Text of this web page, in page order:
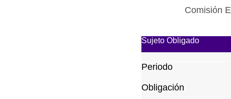
Comisión
Sujeto Obligado
Periodo
Obligación